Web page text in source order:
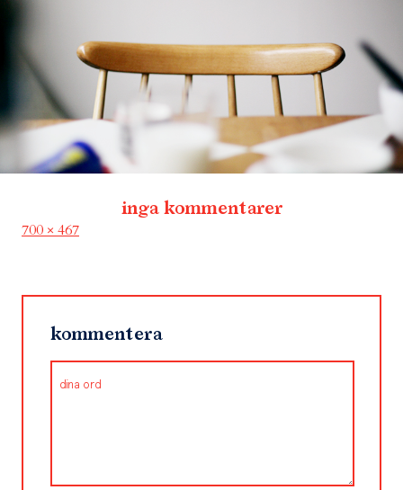
inga kommentarer
Full
700 × 467
kommentera